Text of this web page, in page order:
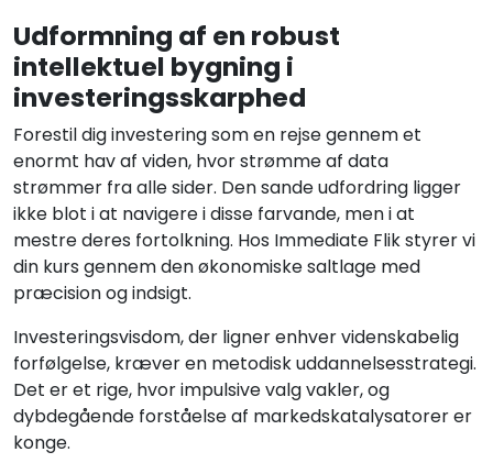
Udformning af en robust
intellektuel bygning i
investeringsskarphed
Forestil dig investering som en rejse gennem et
enormt hav af viden, hvor strømme af data
strømmer fra alle sider. Den sande udfordring ligger
ikke blot i at navigere i disse farvande, men i at
mestre deres fortolkning. Hos Immediate Flik styrer vi
din kurs gennem den økonomiske saltlage med
præcision og indsigt.
Investeringsvisdom, der ligner enhver videnskabelig
forfølgelse, kræver en metodisk uddannelsesstrategi.
Det er et rige, hvor impulsive valg vakler, og
dybdegående forståelse af markedskatalysatorer er
konge.